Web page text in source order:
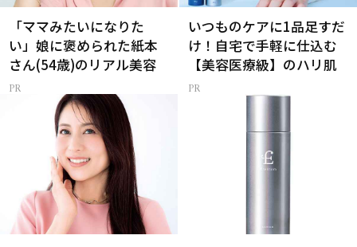
「ママみたいになりた
い」娘に褒められた紙本
さん(54歳)のリアル美容
いつものケアに1品足すだ
け！自宅で手軽に仕込む
【美容医療級】のハリ肌